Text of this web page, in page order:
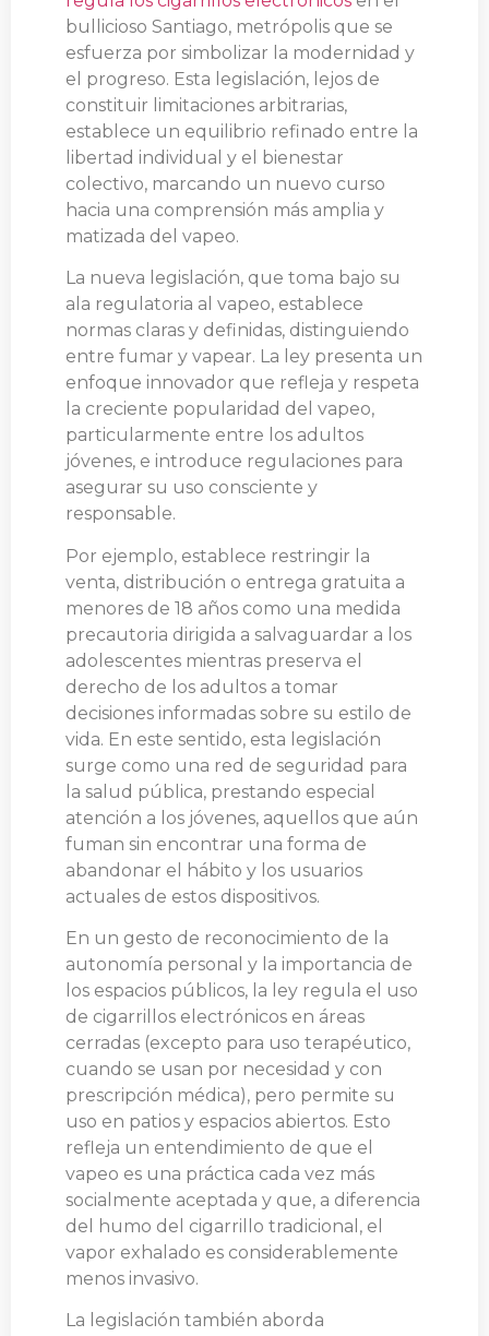
bullicioso Santiago, metrópolis que se
esfuerza por simbolizar la modernidad y
el progreso. Esta legislación, lejos de
constituir limitaciones arbitrarias,
establece un equilibrio refinado entre la
libertad individual y el bienestar
colectivo, marcando un nuevo curso
hacia una comprensión más amplia y
matizada del vapeo.
La nueva legislación, que toma bajo su
ala regulatoria al vapeo, establece
normas claras y definidas, distinguiendo
entre fumar y vapear. La ley presenta un
enfoque innovador que refleja y respeta
la creciente popularidad del vapeo,
particularmente entre los adultos
jóvenes, e introduce regulaciones para
asegurar su uso consciente y
responsable.
Por ejemplo, establece restringir la
venta, distribución o entrega gratuita a
menores de 18 años como una medida
precautoria dirigida a salvaguardar a los
adolescentes mientras preserva el
derecho de los adultos a tomar
decisiones informadas sobre su estilo de
vida. En este sentido, esta legislación
surge como una red de seguridad para
la salud pública, prestando especial
atención a los jóvenes, aquellos que aún
fuman sin encontrar una forma de
abandonar el hábito y los usuarios
actuales de estos dispositivos.
En un gesto de reconocimiento de la
autonomía personal y la importancia de
los espacios públicos, la ley regula el uso
de cigarrillos electrónicos en áreas
cerradas (excepto para uso terapéutico,
cuando se usan por necesidad y con
prescripción médica), pero permite su
uso en patios y espacios abiertos. Esto
refleja un entendimiento de que el
vapeo es una práctica cada vez más
socialmente aceptada y que, a diferencia
del humo del cigarrillo tradicional, el
vapor exhalado es considerablemente
menos invasivo.
La legislación también aborda